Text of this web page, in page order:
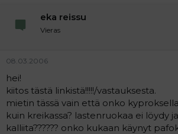
eka reissu
Vieras
08.03.2006
hei!
kiitos tästä linkistä!!!!!/vastauksesta.
mietin tässä vain että onko
kuin kreikassa? lastenruokaa ei löydy
kalliita?????? onko kukaan käynyt